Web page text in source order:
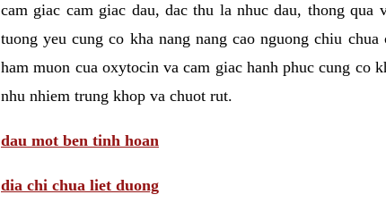
cam giac cam giac dau, dac thu la nhuc dau, thong
tuong yeu cung co kha nang nang cao nguong chiu
ham muon cua oxytocin va cam giac hanh phuc cung co
nhu nhiem trung khop va chuot rut.
dau mot ben tinh hoan
dia chi chua liet duong